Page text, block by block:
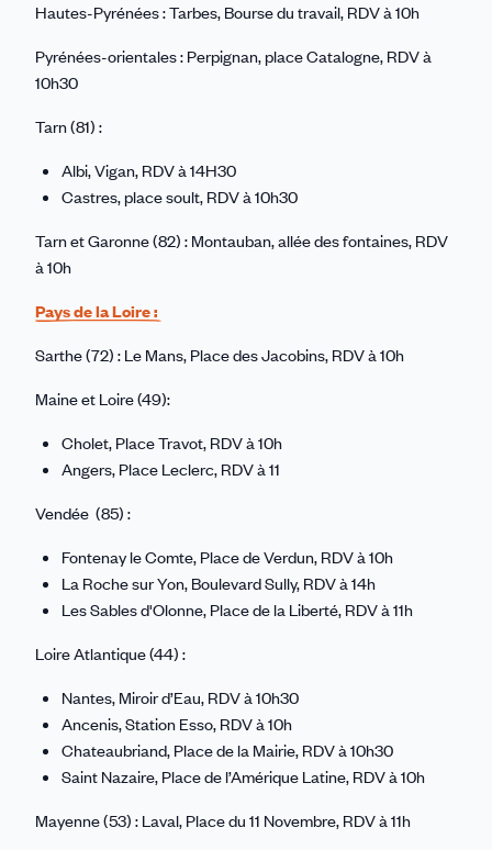
Hautes-Pyrénées : Tarbes, Bourse du travail, RDV à 10h
Pyrénées-orientales : Perpignan, place Catalogne, RDV à
10h30
Tarn (81) :
Albi, Vigan, RDV à 14H30
Castres, place soult, RDV à 10h30
Tarn et Garonne (82) : Montauban, allée des fontaines, RDV
à 10h
Pays de la Loire :
Sarthe (72) : Le Mans, Place des Jacobins, RDV à 10h
Maine et Loire (49):
Cholet, Place Travot, RDV à 10h
Angers, Place Leclerc, RDV à 11
Vendée (85) :
Fontenay le Comte, Place de Verdun, RDV à 10h
La Roche sur Yon, Boulevard Sully, RDV à 14h
Les Sables d'Olonne, Place de la Liberté, RDV à 11h
Loire Atlantique (44) :
Nantes, Miroir d’Eau, RDV à 10h30
Ancenis, Station Esso, RDV à 10h
Chateaubriand, Place de la Mairie, RDV à 10h30
Saint Nazaire, Place de l’Amérique Latine, RDV à 10h
Mayenne (53) : Laval, Place du 11 Novembre, RDV à 11h